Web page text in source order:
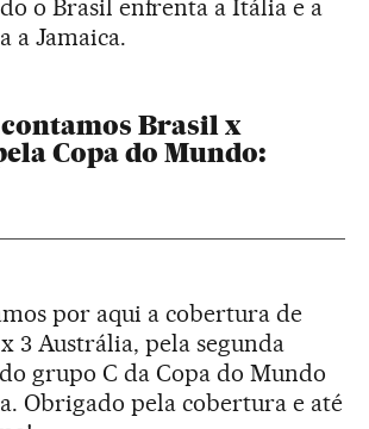
o Brasil enfrenta a Itália e a
a Jamaica.
Brasil x
Copa do Mundo:
por aqui a cobertura de
3 Austrália, pela segunda
grupo C da Copa do Mundo
Obrigado pela cobertura e até